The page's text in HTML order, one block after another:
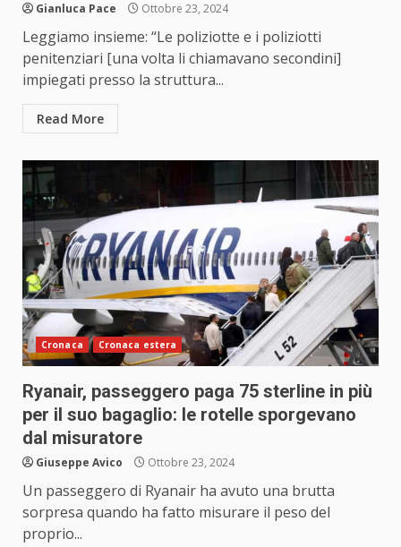
Gianluca Pace Ottobre 23, 2024
Leggiamo insieme: “Le poliziotte e i poliziotti
penitenziari [una volta li chiamavano secondini]
impiegati presso la struttura...
Read More
Cronaca Cronaca estera
Ryanair, passeggero paga 75 sterline in più
per il suo bagaglio: le rotelle sporgevano
dal misuratore
Giuseppe Avico Ottobre 23, 2024
Un passeggero di Ryanair ha avuto una brutta
sorpresa quando ha fatto misurare il peso del
proprio...